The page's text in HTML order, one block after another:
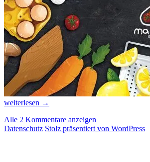
Vorbericht
Spiel
Digital:
weiterlesen →
Alle 2 Kommentare anzeigen
Datenschutz Stolz präsentiert von WordPress